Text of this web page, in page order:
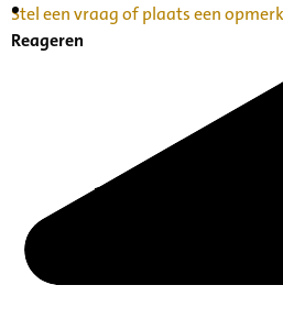
Inventaris Betekende
Stel een vraag of plaats een
Reageren